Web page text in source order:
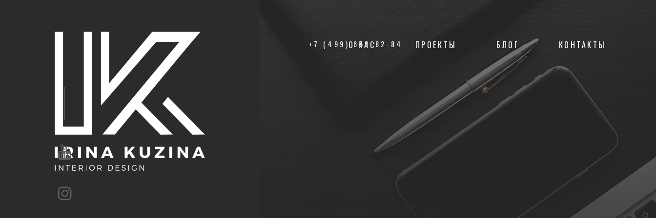
+7 (499) 653-82-84
О НАС ПРОЕКТЫ БЛОГ КОНТАКТЫ